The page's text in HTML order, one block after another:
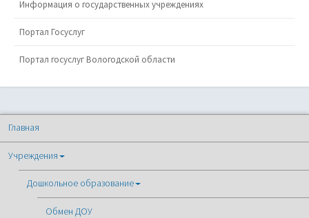
Информация о государственных учреждениях
Портал Госуслуг
Портал госуслуг Вологодской области
Главная
Учреждения
Дошкольное образование
Обмен ДОУ